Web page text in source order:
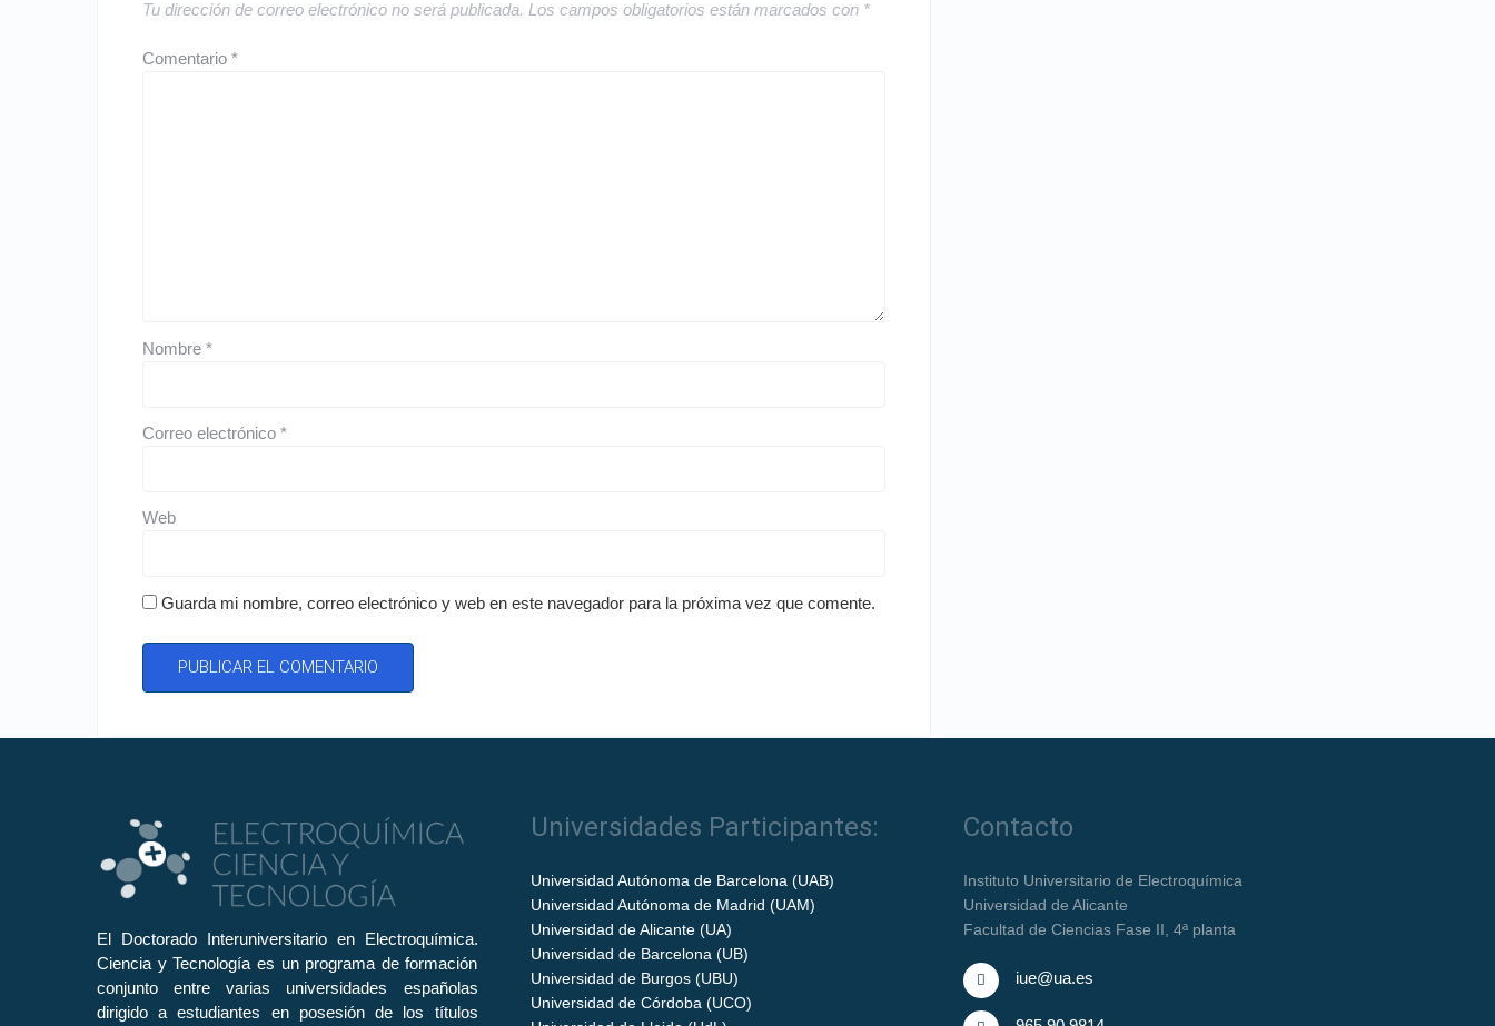
Tu dirección de correo electrónico no será publicada. Los campos obligatorios están marcados con *
Comentario *
Nombre *
Correo electrónico *
Web
Guarda mi nombre, correo electrónico y web en este navegador para la próxima vez que comente.
El Doctorado Interuniversitario en Electroquímica.
Ciencia y Tecnología es un programa de formación
conjunto entre varias universidades españolas
dirigido a estudiantes en posesión de los títulos
Universidades Participantes:
Universidad Autónoma de Barcelona (UAB)
Universidad Autónoma de Madrid (UAM)
Universidad de Alicante (UA)
Universidad de Barcelona (UB)
Universidad de Burgos (UBU)
Universidad de Córdoba (UCO)
Contacto
Instituto Universitario de Electroquímica
Universidad de Alicante
Facultad de Ciencias Fase II, 4ª planta
iue@ua.es